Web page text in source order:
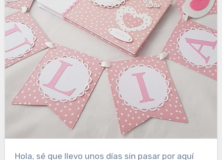
Hola, sé que llevo unos días sin pasar por aquí